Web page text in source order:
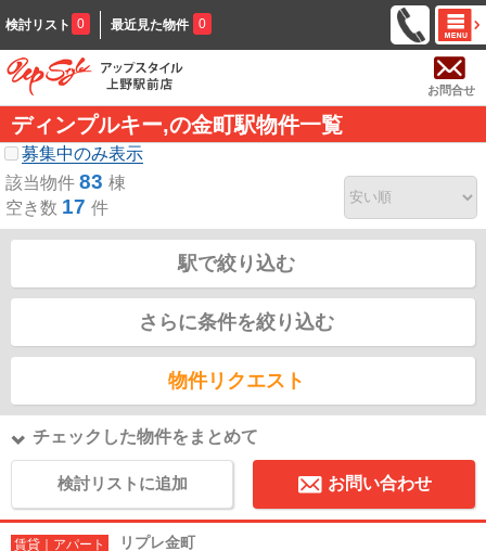
検討リスト 0 最近見た物件 0
お問合せ
ディンプルキー,の金町駅物件一覧
募集中のみ表示
該当物件 83 棟
空き数 17 件
駅で絞り込む
さらに条件を絞り込む
物件リクエスト
チェックした物件をまとめて
検討リストに追加 お問い合わせ
賃貸｜アパート リプレ金町